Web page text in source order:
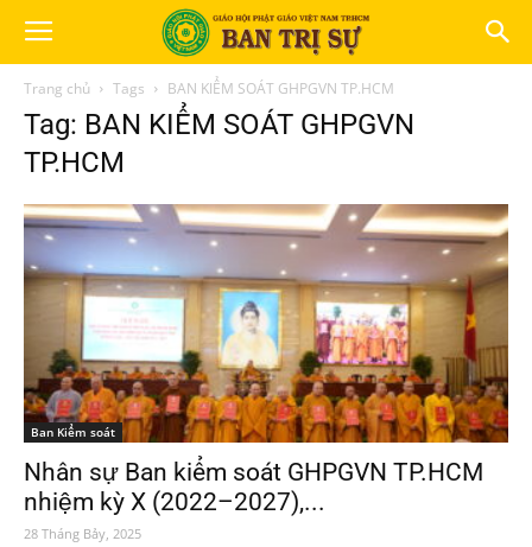
Trang chủ Tags BAN KIỂM SOÁT GHPGVN TP.HCM
Tag: BAN KIỂM SOÁT GHPGVN
TP.HCM
Ban Kiểm soát
Nhân sự Ban kiểm soát GHPGVN TP.HCM
nhiệm kỳ X (2022–2027),...
28 Tháng Bảy, 2025